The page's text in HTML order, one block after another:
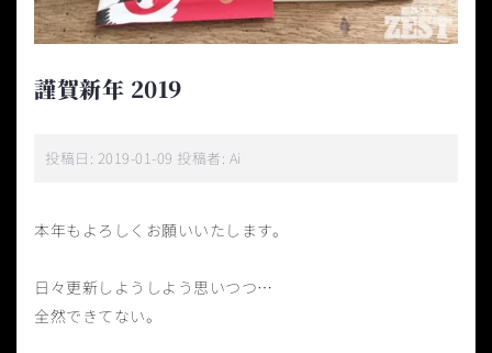
謹賀新年 2019
投稿日: 2019-01-09 投稿者: Ai
本年もよろしくお願いいたします。
日々更新しようしよう思いつつ…
全然できてない。